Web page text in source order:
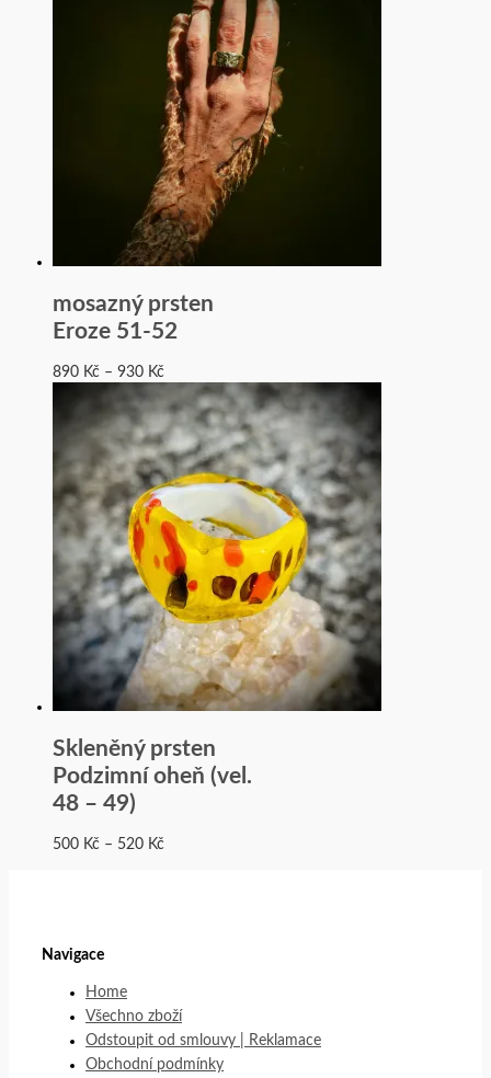
mosazný prsten
Eroze 51-52
890 Kč – 930 Kč
Skleněný prsten
Podzimní oheň (vel.
48 – 49)
500 Kč – 520 Kč
Navigace
Home
Všechno zboží
Odstoupit od smlouvy | Reklamace
Obchodní podmínky